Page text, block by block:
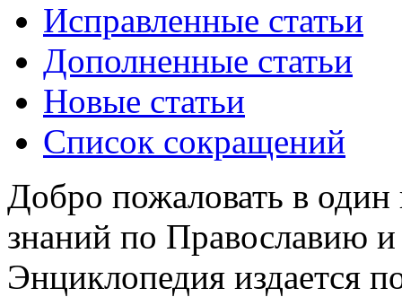
Исправленные статьи
Дополненные статьи
Новые статьи
Список сокращений
Добро пожаловать в
знаний по Православию
Энциклопедия издается